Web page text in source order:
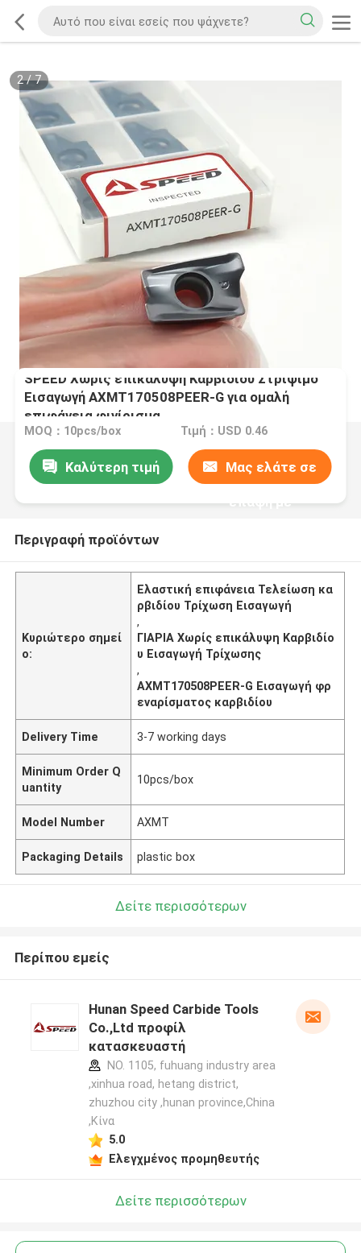
2/7
SPEED Χωρίς επικάλυψη Καρβιδίου Στρίψιμο
Εισαγωγή AXMT170508PEER-G για ομαλή
επιφάνεια φινίρισμα
MOQ：10pcs/box Τιμή：USD 0.46
Καλύτερη τιμή Μας ελάτε σε
επαφή με
Περιγραφή προϊόντων
Κυριώτερο σημεί
ο:
Ελαστική επιφάνεια Τελείωση κα
ρβιδίου Τρίχωση Εισαγωγή
,
ΓΙΑΡΙΑ Χωρίς επικάλυψη Καρβιδίο
υ Εισαγωγή Τρίχωσης
,
AXMT170508PEER-G Εισαγωγή φρ
εναρίσματος καρβιδίου
Delivery Time 3-7 working days
Minimum Order Q
uantity
10pcs/box
Model Number AXMT
Packaging Details plastic box
Δείτε περισσότερων
Περίπου εμείς
Hunan Speed Carbide Tools
Co.,Ltd προφίλ
κατασκευαστή
NO. 1105, fuhuang industry area
,xinhua road, hetang district,
zhuzhou city ,hunan province,China
,Κίνα
5.0
Ελεγχμένος προμηθευτής
Δείτε περισσότερων